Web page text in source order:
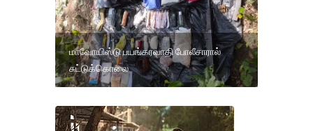
மாவோயிஸ்டு பயங்கரவாதி போலீசாரால்
சுட்டுக்கொலை